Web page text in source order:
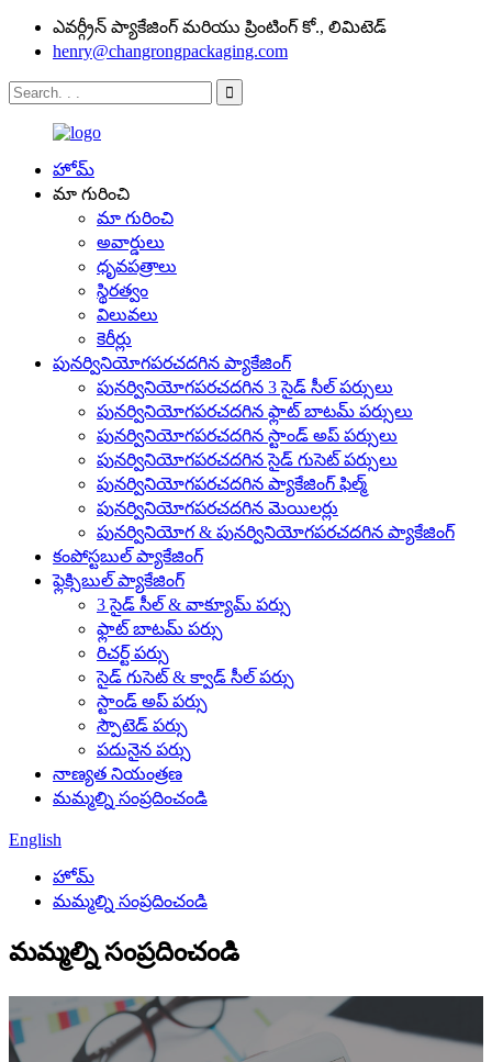
ఎవర్గ్రీన్ ప్యాకేజింగ్ మరియు ప్రింటింగ్ కో., లిమిటెడ్
henry@changrongpackaging.com
హోమ్
మా గురించి
మా గురించి
అవార్డులు
ధృవపత్రాలు
స్థిరత్వం
విలువలు
కెరీర్లు
పునర్వినియోగపరచదగిన ప్యాకేజింగ్
పునర్వినియోగపరచదగిన 3 సైడ్ సీల్ పర్సులు
పునర్వినియోగపరచదగిన ఫ్లాట్ బాటమ్ పర్సులు
పునర్వినియోగపరచదగిన స్టాండ్ అప్ పర్సులు
పునర్వినియోగపరచదగిన సైడ్ గుసెట్ పర్సులు
పునర్వినియోగపరచదగిన ప్యాకేజింగ్ ఫిల్మ్
పునర్వినియోగపరచదగిన మెయిలర్లు
పునర్వినియోగ & పునర్వినియోగపరచదగిన ప్యాకేజింగ్
కంపోస్టబుల్ ప్యాకేజింగ్
ఫ్లెక్సిబుల్ ప్యాకేజింగ్
3 సైడ్ సీల్ & వాక్యూమ్ పర్సు
ఫ్లాట్ బాటమ్ పర్సు
రిచర్ట్ పర్సు
సైడ్ గుసెట్ & క్వాడ్ సీల్ పర్సు
స్టాండ్ అప్ పర్సు
స్పౌటెడ్ పర్సు
పదునైన పర్సు
నాణ్యత నియంత్రణ
మమ్మల్ని సంప్రదించండి
English
హోమ్
మమ్మల్ని సంప్రదించండి
మమ్మల్ని సంప్రదించండి